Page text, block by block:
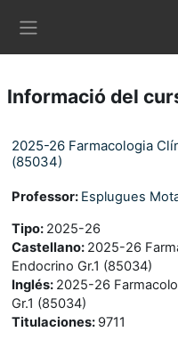
Informació del
2025-26 Farmacologia
(85034)
Professor: Esplugues
Tipo: 2025-26
Castellano: 2025-26
Endocrino Gr.1 (85034)
Inglés: 2025-26
Gr.1 (85034)
Titulaciones: 9711